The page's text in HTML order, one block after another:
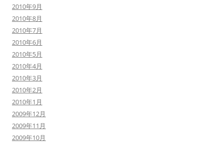
2010年9月
2010年8月
2010年7月
2010年6月
2010年5月
2010年4月
2010年3月
2010年2月
2010年1月
2009年12月
2009年11月
2009年10月